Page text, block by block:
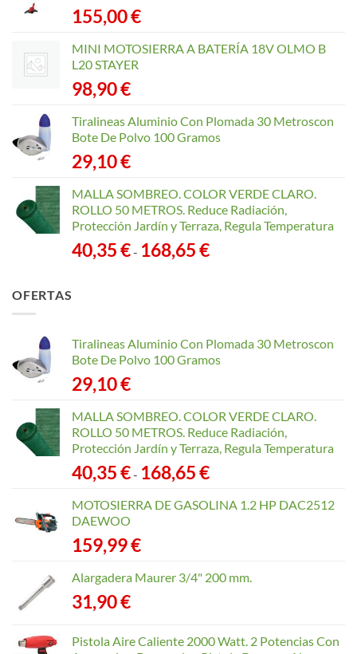
155,00€
MINI MOTOSIERRA A BATERÍA 18V OLMO B
L20 STAYER
98,90€
Tiralineas Aluminio Con Plomada 30 Metroscon
Bote De Polvo 100 Gramos
29,10€
MALLA SOMBREO. COLOR VERDE CLARO.
ROLLO 50 METROS. Reduce Radiación,
Protección Jardín y Terraza, Regula Temperatura
40,35€- 168,65€Rango
168,65 €
OFERTAS
Tiralineas Aluminio Con Plomada 30 Metroscon
Bote De Polvo 100 Gramos
29,10€
MALLA SOMBREO. COLOR VERDE CLARO.
ROLLO 50 METROS. Reduce Radiación,
Protección Jardín y Terraza, Regula Temperatura
40,35€- 168,65€Rango
precios:
MOTOSIERRA DE GASOLINA 1.2 HP DAC2512
DAEWOO
159,99€
Alargadera Maurer 3/4" 200 mm.
31,90€
Pistola Aire Caliente 2000 Watt. 2 Potencias Con